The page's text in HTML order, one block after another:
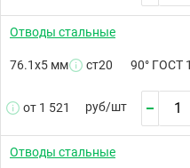
Отводы стальные
76.1х5 мм ст20 90° ГОСТ
от 1 521 руб/шт
Отводы стальные